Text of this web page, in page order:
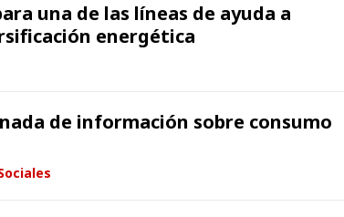
una de las líneas de ayuda a
energética
de información sobre consumo